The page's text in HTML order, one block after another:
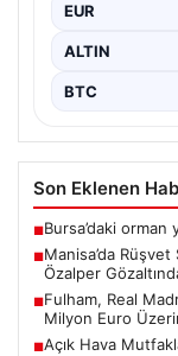
EUR
ALTIN
BTC
Son Eklenen
■Bursa’daki orman
■Manisa’da
Özalper
■Fulham, Real
Milyon Euro
■Açık Hava